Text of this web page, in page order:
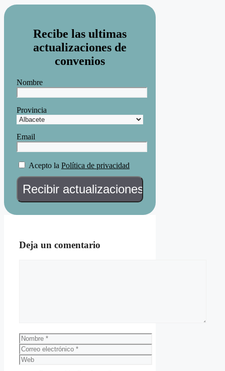
Recibe las ultimas
actualizaciones de
convenios
Nombre
Provincia
Email
Acepto la Política de privacidad
Deja un comentario
Nombre
Correo
electrónico
Web